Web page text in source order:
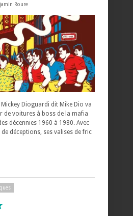
Roure
Mickey Dioguardi dit Mike Dio va
de voitures à boss de la mafia
décennies 1960 à 1980. Avec
déceptions, ses valises de fric